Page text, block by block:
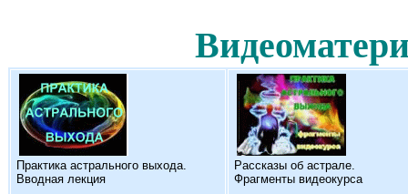
Практика астрального выхода.
Вводная лекция
Рассказы об астрале.
Фрагменты видеокурса